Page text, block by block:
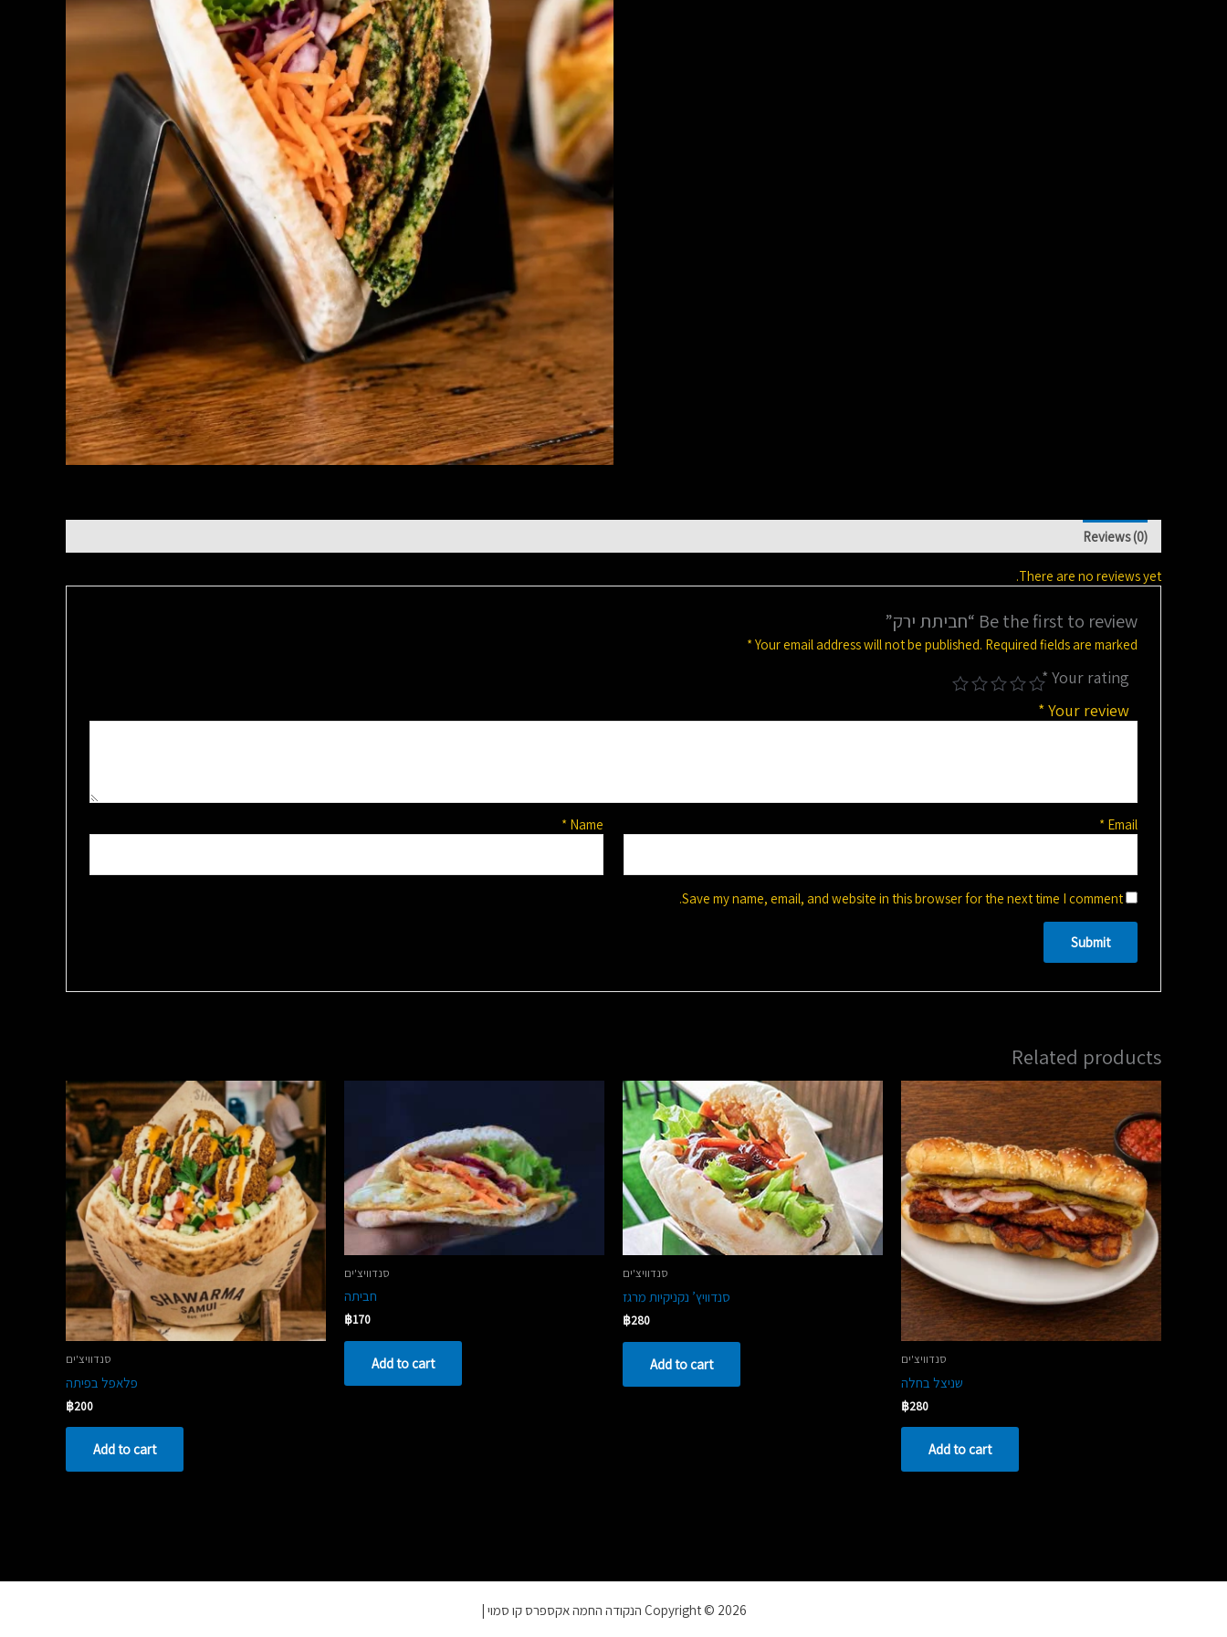
Reviews (0)
There are no reviews yet.
Be the first to review “חביתת ירק”
Your email address will not be published. Required fields are marked
*
Your rating
*
Your review
*
Name
* Email
*
Save my name, email, and website in this browser for the next time I comment.
Related products
סנדוויצ'ים
שניצל בחלה
฿280
Add to cart
סנדוויצ'ים
סנדוויץ’ נקניקיות מרגז
฿280
Add to cart
סנדוויצ'ים
חביתה
฿170
Add to cart סנדוויצ'ים
פלאפל בפיתה
฿200
Add to cart
Copyright © 2026 הנקודה החמה אקספרס קו סמוי |